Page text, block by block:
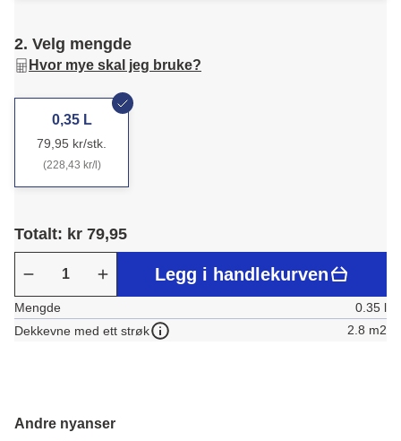
2. Velg mengde
Hvor mye skal jeg bruke?
0,35 L
79,95 kr/stk.
(228,43 kr/l)
Totalt: kr 79,95
Legg i handlekurven
Mengde
0.35 l
Dekkevne med ett strøk
2.8 m2
Andre nyanser